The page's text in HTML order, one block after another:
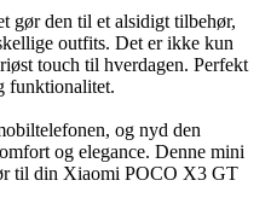
gør den til et alsidigt tilbehør,
outfits. Det er ikke kun
touch til hverdagen. Perfekt
funktionalitet.
og nyd den
og elegance. Denne mini
til din Xiaomi POCO X3 GT